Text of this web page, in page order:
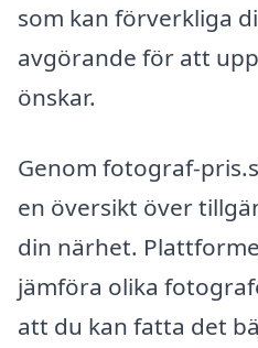
som kan förverkliga
avgörande för att
önskar.
Genom fotograf-
en översikt över
din närhet.
jämföra olika
att du kan fatta det